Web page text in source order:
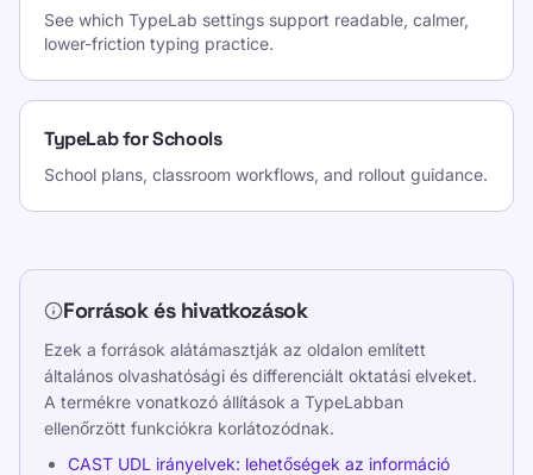
See which TypeLab settings support readable, calmer,
lower-friction typing practice.
TypeLab for Schools
School plans, classroom workflows, and rollout guidance.
Források és hivatkozások
Ezek a források alátámasztják az oldalon említett
általános olvashatósági és differenciált oktatási elveket.
A termékre vonatkozó állítások a TypeLabban
ellenőrzött funkciókra korlátozódnak.
CAST UDL irányelvek: lehetőségek az információ